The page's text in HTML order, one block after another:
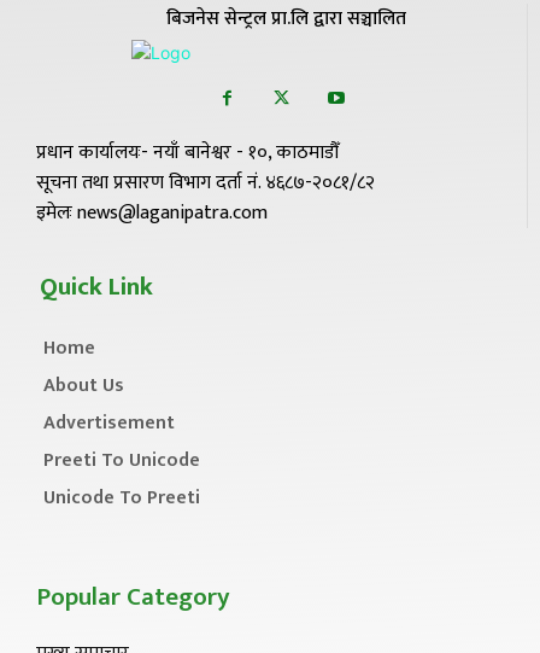
बिजनेस सेन्ट्रल प्रा.लि द्वारा सञ्चालित
प्रधान कार्यालयः- नयाँ बानेश्वर - १०, काठमाडौँ
सूचना तथा प्रसारण विभाग दर्ता नं. ४६८७-२०८१/८२
इमेलः news@laganipatra.com
Quick Link
Home
About Us
Advertisement
Preeti To Unicode
Unicode To Preeti
Popular Category